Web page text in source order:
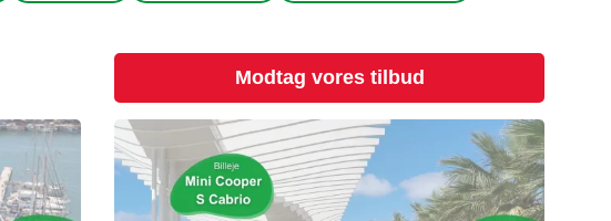
Modtag vores tilbud